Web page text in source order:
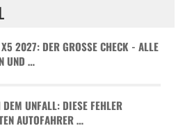
2027: DER GROSSE CHECK - ALLE D
…
DEM UNFALL: DIESE FEHLER
AUTOFAHRER …